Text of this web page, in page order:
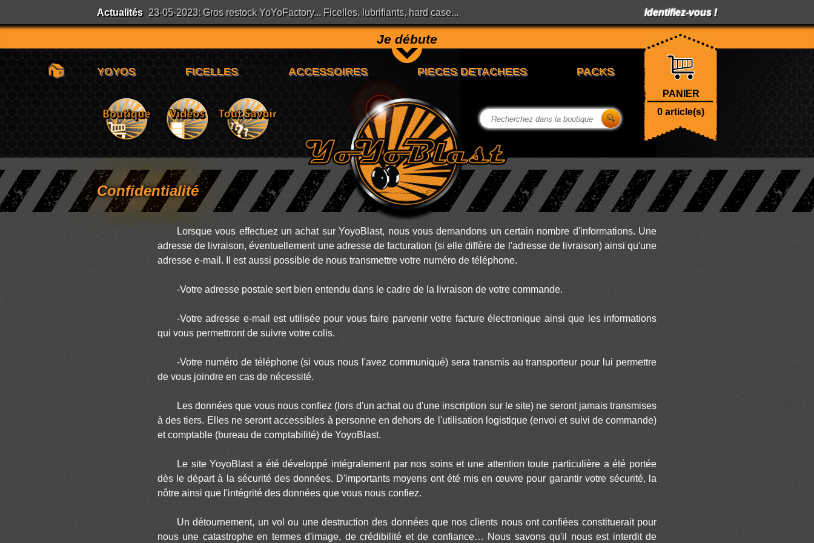
Actualités 23-05-2023: Gros restock YoYoFactory... Ficelles, lubrifiants, hard case... Identifiez-vous !
Je débute
PANIER
0 article(s)
Confidentialité
Lorsque vous effectuez un achat sur YoyoBlast, nous vous demandons un certain nombre d'informations. Une
adresse de livraison, éventuellement une adresse de facturation (si elle diffère de l'adresse de livraison) ainsi qu'une
adresse e-mail. Il est aussi possible de nous transmettre votre numéro de téléphone.
-Votre adresse postale sert bien entendu dans le cadre de la livraison de votre commande.
-Votre adresse e-mail est utilisée pour vous faire parvenir votre facture électronique ainsi que les informations
qui vous permettront de suivre votre colis.
-Votre numéro de téléphone (si vous nous l'avez communiqué) sera transmis au transporteur pour lui permettre
de vous joindre en cas de nécessité.
Les données que vous nous confiez (lors d'un achat ou d'une inscription sur le site) ne seront jamais transmises
à des tiers. Elles ne seront accessibles à personne en dehors de l'utilisation logistique (envoi et suivi de commande)
et comptable (bureau de comptabilité) de YoyoBlast.
Le site YoyoBlast a été développé intégralement par nos soins et une attention toute particulière a été portée
dès le départ à la sécurité des données. D'importants moyens ont été mis en œuvre pour garantir votre sécurité, la
nôtre ainsi que l'intégrité des données que vous nous confiez.
Un détournement, un vol ou une destruction des données que nos clients nous ont confiées constituerait pour
nous une catastrophe en termes d'image, de crédibilité et de confiance… Nous savons qu'il nous est interdit de